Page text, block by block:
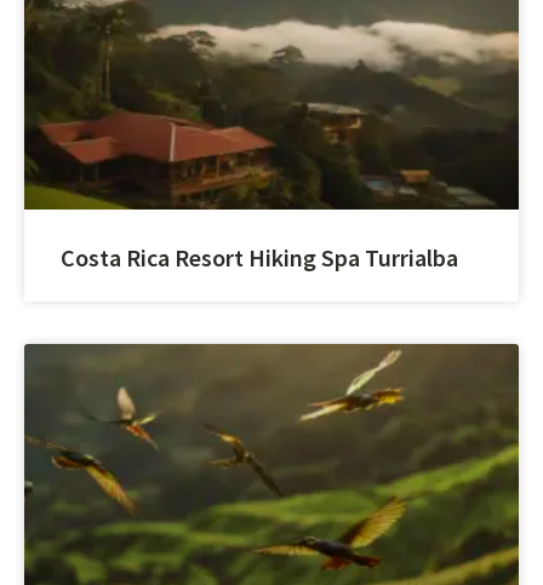
Costa Rica Resort Hiking Spa Turrialba